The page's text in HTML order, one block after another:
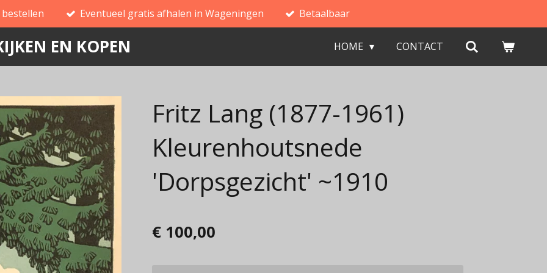
Eventueel gratis afhalen in Wageningen Betaalbaar
EN KOPEN HOME CONTACT
Fritz Lang (1877-1961)
Kleurenhoutsnede
'Dorpsgezicht' ~1910
€ 100,00